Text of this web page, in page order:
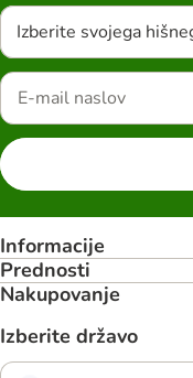
Izberite svojega
Informacije
Prednosti
Nakupovanje
Izberite državo